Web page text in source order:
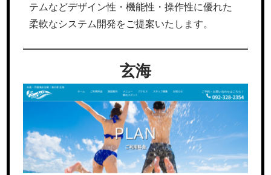
テムなどデザイン性・機能性・操作性に優れた
柔軟なシステム開発をご提案いたします。
玄海